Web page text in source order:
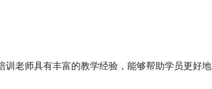
老师具有丰富的教学经验，能够帮助学员更好地